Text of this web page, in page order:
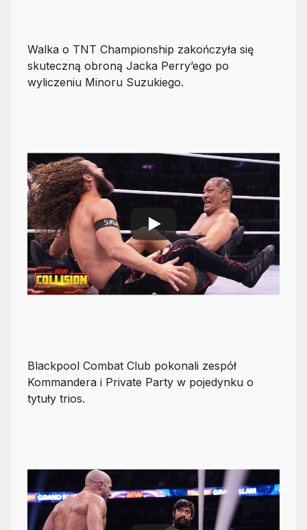
Walka o TNT Championship zakończyła się
skuteczną obroną Jacka Perry’ego po
wyliczeniu Minoru Suzukiego.
Blackpool Combat Club pokonali zespół
Kommandera i Private Party w pojedynku o
tytuły trios.